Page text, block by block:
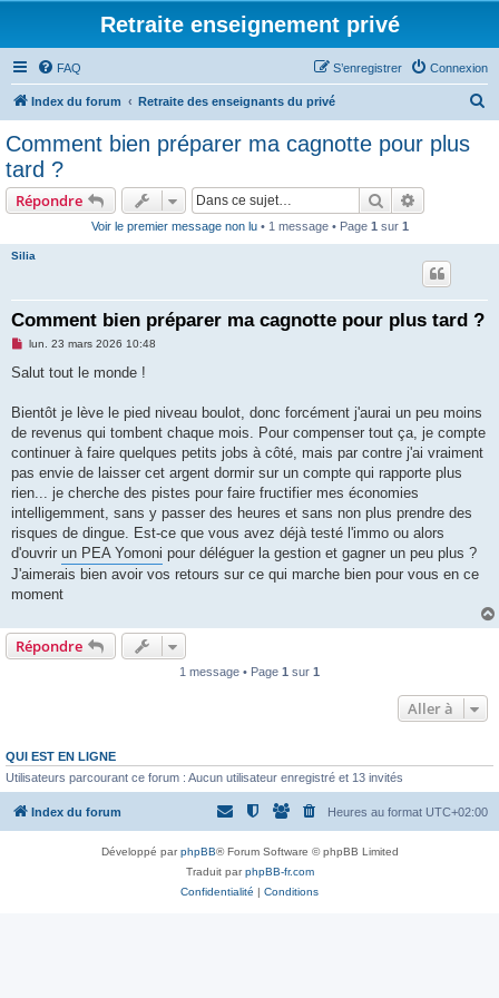
Retraite enseignement privé
FAQ Connexion
S’enregistrer
Index du forum Retraite des enseignants du privé
Comment bien préparer ma cagnotte pour plus
tard ?
Répondre Rechercher
Voir le premier message non lu• 1 message • Page 1 sur 1
Silia
Comment bien préparer ma cagnotte pour plus tard ?
M
s
g
n
o
l
u
lun. 23 mars 2026 10:48
Salut tout le monde !
Bientôt je lève le pied niveau boulot, donc forcément j'aurai un peu moins
de revenus qui tombent chaque mois. Pour compenser tout ça, je compte
continuer à faire quelques petits jobs à côté, mais par contre j'ai vraiment
pas envie de laisser cet argent dormir sur un compte qui rapporte plus
rien... je cherche des pistes pour faire fructifier mes économies
intelligemment, sans y passer des heures et sans non plus prendre des
risques de dingue. Est-ce que vous avez déjà testé l'immo ou alors
d'ouvrir un PEA Yomoni pour déléguer la gestion et gagner un peu plus ?
J'aimerais bien avoir vos retours sur ce qui marche bien pour vous en ce
moment
Répondre
1 message • Page 1 sur 1
Aller à
QUI EST EN LIGNE
Utilisateurs parcourant ce forum : Aucun utilisateur enregistré et 13 invités
Index du forum Heures au format UTC+02:00
Développé parphpBB® Forum Software © phpBB Limited
Traduit parphpBB-fr.com
Confidentialité | Conditions